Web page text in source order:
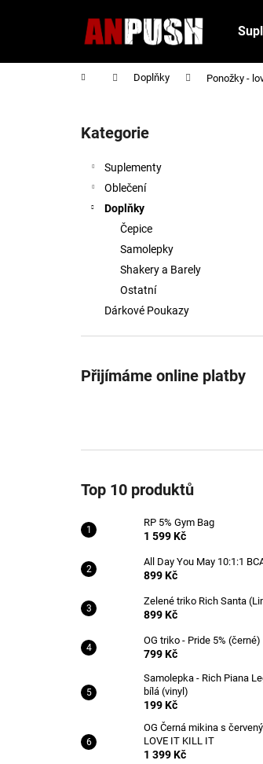
Domů Doplňky Ponožky -
Přeskočit
kategorie
Kategorie
Suplementy
Oblečení
Doplňky
Čepice
Samolepky
Shakery a Barely
Ostatní
Dárkové Poukazy
Přijímáme online platby
Top 10 produktů
RP 5% Gym Bag
1 599 Kč
All Day You May 10:1:1
899 Kč
Zelené triko Rich Santa
899 Kč
OG triko - Pride 5% (černé)
799 Kč
Samolepka - Rich Piana
bílá (vinyl)
199 Kč
OG Černá mikina s
LOVE IT KILL IT
1 399 Kč
do
do
1 599 Kč